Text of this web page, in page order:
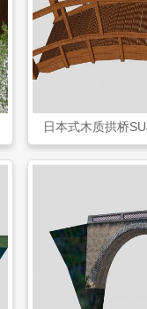
日本式木质拱桥